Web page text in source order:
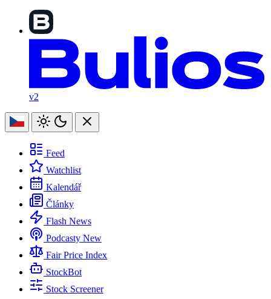
v2
Feed
Watchlist
Kalendář
Články
Flash News
Podcasty New
Fair Price Index
StockBot
Stock Screener